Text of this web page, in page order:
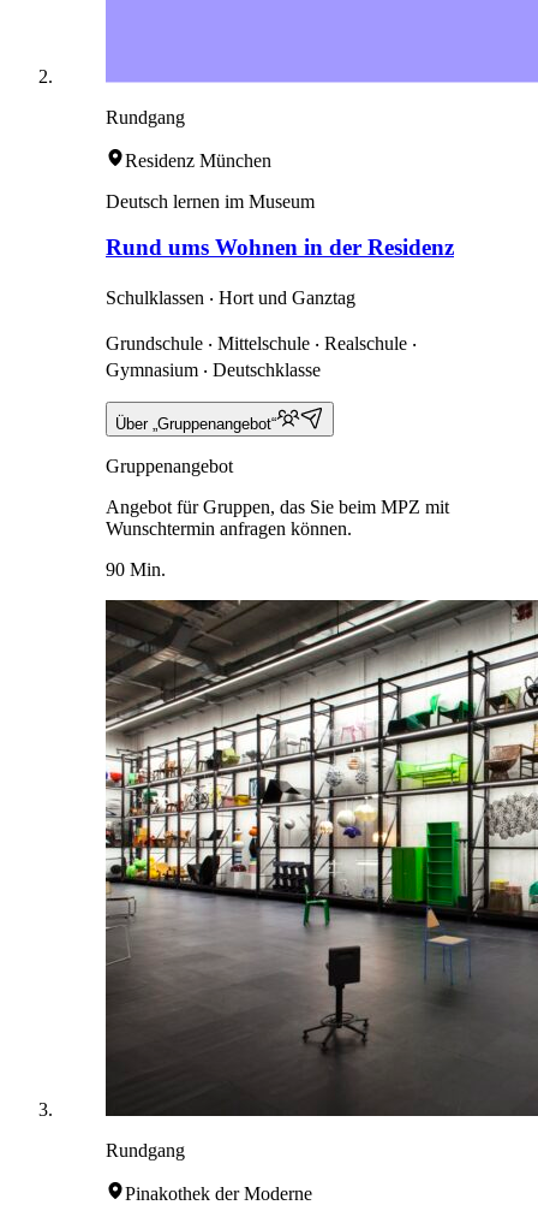
Rundgang
Residenz München
Deutsch lernen im Museum
Rund ums Wohnen in der Residenz
Schulklassen ‧ Hort und Ganztag
Grundschule ‧ Mittelschule ‧ Realschule ‧
Gymnasium ‧ Deutschklasse
Über „Gruppenangebot“
Gruppenangebot
Angebot für Gruppen, das Sie beim MPZ mit
Wunschtermin anfragen können.
90 Min.
Rundgang
Pinakothek der Moderne